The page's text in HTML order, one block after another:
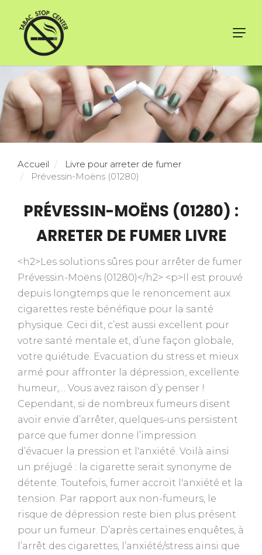
Accueil
Livre pour arreter de fumer
Prévessin-Moëns (01280)
PRÉVESSIN-MOËNS (01280) :
ARRETER DE FUMER LIVRE
<h2>Les solutions sûres pour arrêter de fumer
Prévessin-Moëns (01280)</h2> <p>Il est prouvé
depuis longtemps que le renoncement aux
cigarettes reste bénéfique pour la santé
physique. Ceci dit, c’est aussi excellent pour
votre santé mentale et, d’une façon globale,
votre quiétude. Evacuation du stress et mieux
armé pour affronter la dépression, excellente
humeur,… Vous avez raison d’y penser !
Cependant, si de nombreux fumeurs disent
avoir envie d’arrêter, quelques-uns persistent
parce que fumer donne l’impression
d’évacuer la pression et l'anxiété. Voilà ainsi
un préjugé : la cigarette serait synonyme de
détente. Toutefois, fumer accroit l'anxiété et la
tension. Par rapport aux non-fumeurs, le
risque de dépression reste bien plus présent
pour un fumeur. D’après certaines enquêtes, à
l’arrêt des cigarettes, l’anxiété/stress ainsi que